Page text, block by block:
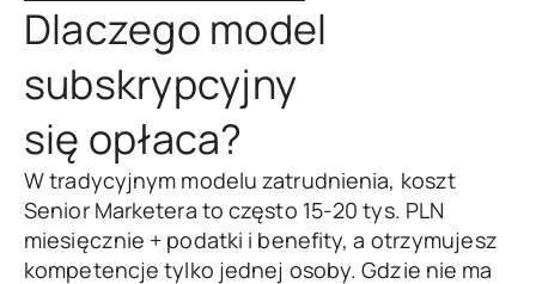
Dlaczego model
subskrypcyjny
się opłaca?
W tradycyjnym modelu zatrudnienia, koszt
Senior Marketera to często 15-20 tys. PLN
miesięcznie + podatki i benefity, a otrzymujesz
kompetencje tylko jednej osoby. Gdzie nie ma